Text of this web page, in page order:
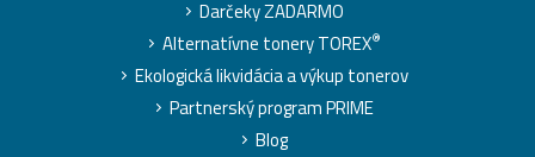
Darčeky ZADARMO
Alternatívne tonery TOREX®
Ekologická likvidácia a výkup tonerov
Partnerský program PRIME
Blog